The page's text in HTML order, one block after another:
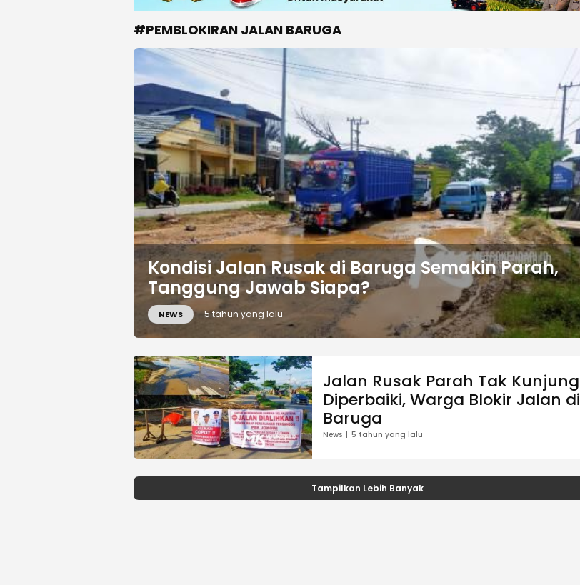
#PEMBLOKIRAN JALAN BARUGA
Kondisi Jalan Rusak di Baruga Semakin Parah,
Tanggung Jawab Siapa?
NEWS 5 tahun yang lalu
Jalan Rusak Parah Tak Kunjung
Diperbaiki, Warga Blokir Jalan di
Baruga
News 5 tahun yang lalu
Tampilkan Lebih Banyak